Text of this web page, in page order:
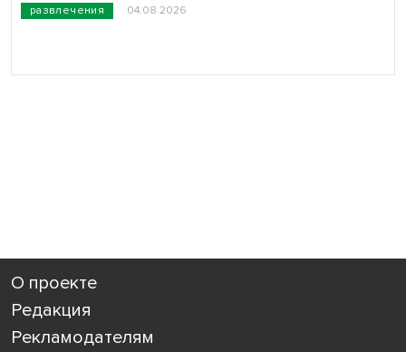
развлечения 04.08.2026
О проекте
Редакция
Рекламодателям